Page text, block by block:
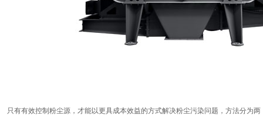
只有有效控制粉尘源，才能以更具成本效益的方式解决粉尘污染问题，方法分为两